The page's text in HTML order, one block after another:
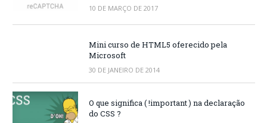
10 DE MARÇO DE 2017
Mini curso de HTML5 oferecido pela
Microsoft
30 DE JANEIRO DE 2014
O que significa ( !important ) na declaração
do CSS ?